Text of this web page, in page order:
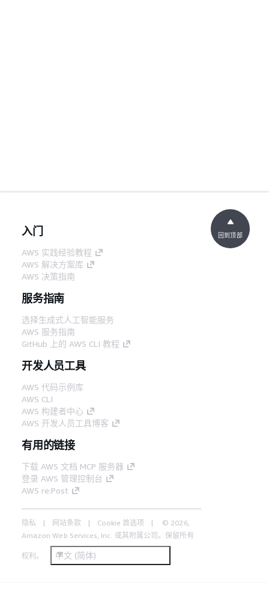
入门
AWS 实践经验教程
AWS 解决方案库
AWS 决策指南
服务指南
选择生成式人工智能服务
AWS 服务指南
GitHub 上的 AWS CLI 教程
开发人员工具
AWS 代码示例库
AWS CLI
AWS 构建者中心
AWS 开发人员工具博客
有用的链接
下载 AWS 文档 MCP 服务器
登录 AWS 管理控制台
AWS re:Post
隐私 网站条款 Cookie 首选项
© 2026,
Amazon Web Services, Inc. 或其附属公司。保留所有
权利。 中文 (简体)
回到顶部